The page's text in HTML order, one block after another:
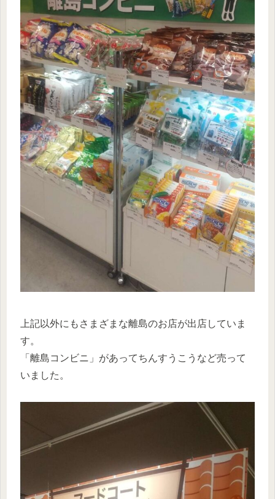
上記以外にもさまざまな離島のお店が出店していま
す。
「離島コンビニ」があってちんすうこうなど売って
いました。